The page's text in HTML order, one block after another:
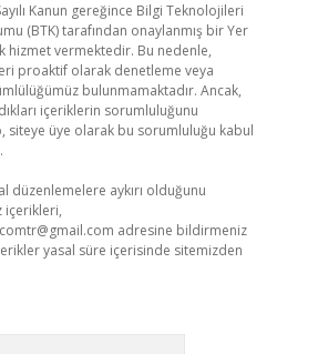
Kanun gereğince Bilgi Teknolojileri
(BTK) tarafından onaylanmış bir Yer
hizmet vermektedir. Bu nedenle,
proaktif olarak denetleme veya
bulunmamaktadır. Ancak,
içeriklerin sorumluluğunu
siteye üye olarak bu sorumluluğu kabul
düzenlemelere aykırı olduğunu
içerikleri,
adresine bildirmeniz
yasal süre içerisinde sitemizden